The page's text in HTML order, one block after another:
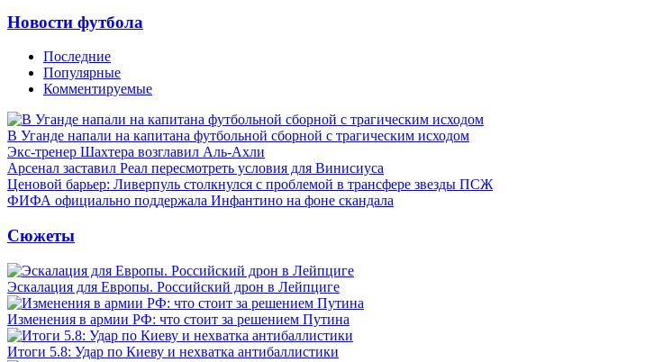
Новости футбола
Последние
Популярные
Комментируемые
В Уганде напали на капитана футбольной сборной с трагическим исходом
Экс-тренер Шахтера возглавил Аль-Ахли
Арсенал заставил Реал пересмотреть условия для Винисиуса
Ценовой барьер: Ливерпуль столкнулся с проблемой в трансфере звезды ПСЖ
ФИФА официально поддержала Инфантино на фоне скандала
Сюжеты
Эскалация для Европы. Российский дрон в Лейпциге
Изменения в армии РФ: что стоит за решением Путина
Итоги 5.8: Удар по Киеву и нехватка антибаллистики